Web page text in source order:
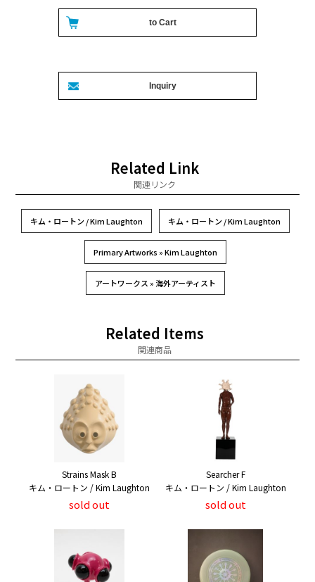
Related Link
関連リンク
キム・ロートン / Kim Laughton キム・ロートン / Kim Laughton
Primary Artworks » Kim Laughton
アートワークス » 海外アーティスト
Related Items
関連商品
Strains Mask B
キム・ロートン / Kim Laughton
sold out
Searcher F
キム・ロートン / Kim Laughton
sold out